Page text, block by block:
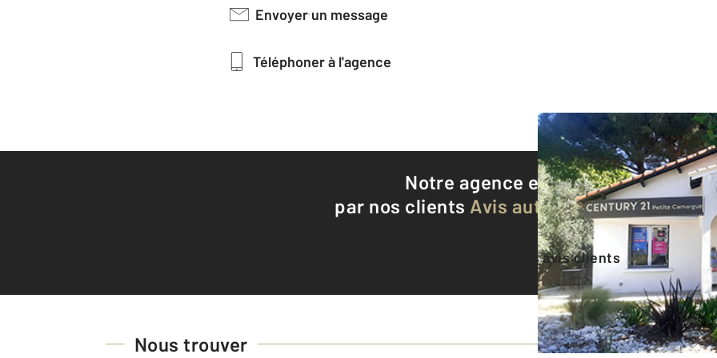
Envoyer un message
Téléphoner à l'agence
Notre agence est notée9,2/10
par nos clients Avis authentifiés par
Voir tous les avis clients
Nous trouver